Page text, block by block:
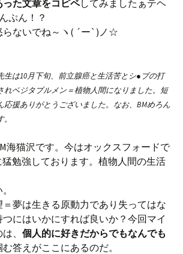
た文章をコピペしてみましたぁテヘ
ぷん！？
らないでね～ヽ( ´ー`)ノ☆
は10月下旬、前立腺癌と生活苦とシ●ブの打
れベジタブルメン＝植物人間になりました。短
応援ありがとうございました。なお、BMめろん
海猫沢です。今はオックスフォードで
猛勉強しております。植物人間の生活
＝夢は生きる原動力であり失ってはな
にはいかにすれば良いか？今回マイ
、 個人的に好きだからでもなんでも
む答えがここにあるのだ。